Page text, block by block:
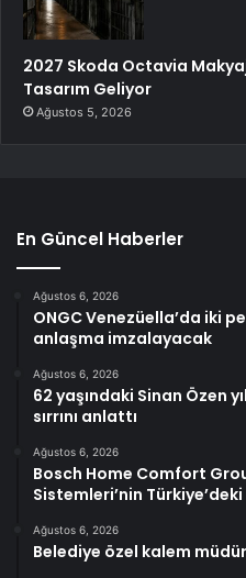
2027 Skoda Octavia
Tasarım Geliyor
Ağustos 5, 2026
En Güncel Haberler
Ağustos 6, 2026
ONGC Venezüella’da iki
anlaşma imzalayacak
Ağustos 6, 2026
62 yaşındaki Sinan Özen
sırrını anlattı
Ağustos 6, 2026
Bosch Home Comfort
Sistemleri’nin
Ağustos 6, 2026
Belediye özel kalem